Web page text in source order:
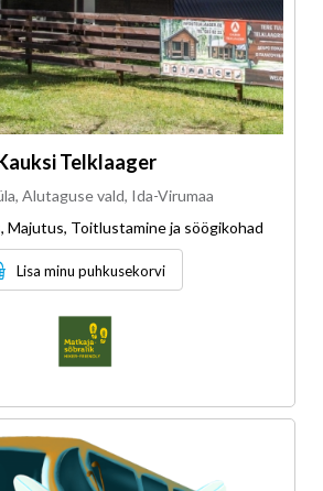
Telklaager
Alutaguse vald, Ida-Virumaa
Majutus, Toitlustamine ja söögikohad
Lisa minu puhkusekorvi